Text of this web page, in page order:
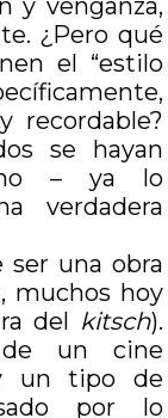
y venganza,
¿Pero qué
el “estilo
recordable?
se hayan
– ya lo
verdadera
ser una obra
muchos hoy
del kitsch).
de un cine
un tipo de
por lo